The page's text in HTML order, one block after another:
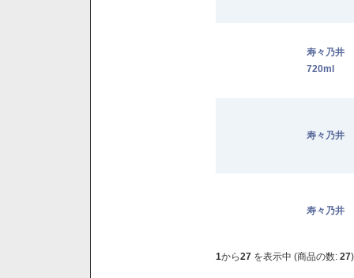
寿々乃井
720ml
寿々乃井
寿々乃井
1から27 を表示中 (商品の数: 27)